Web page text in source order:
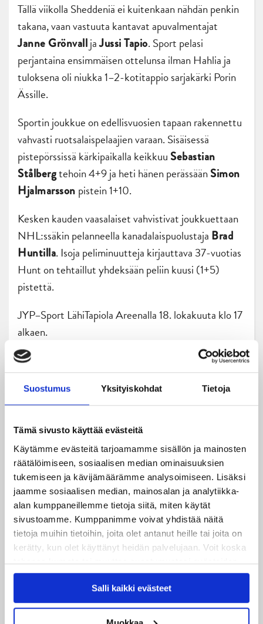
Suostumus Yksityiskohdat Tietoja
Tämä sivusto käyttää evästeitä
Käytämme evästeitä tarjoamamme sisällön ja mainosten
räätälöimiseen, sosiaalisen median ominaisuuksien
tukemiseen ja kävijämäärämme analysoimiseen. Lisäksi
jaamme sosiaalisen median, mainosalan ja analytiikka-
alan kumppaneillemme tietoja siitä, miten käytät
sivustoamme. Kumppanimme voivat yhdistää näitä
tietoja muihin tietoihin, joita olet antanut heille tai joita on
kerätty, kun olet käyttänyt heidän palvelujaan. Voit koska
tahansa kumota tai muuttaa suostumustasi evästeiden
käytöstäEvästeet-sivultamme.
Salli kaikki evästeet
Tällä viikolla Sheddeniä ei kuitenkaan nähdän penkin
takana, vaan vastuuta kantavat apuvalmentajat
Janne GrönvalljaJussi Tapio. Sport pelasi
perjantaina ensimmäisen ottelunsa ilman Hahlia ja
tuloksena oli niukka 1–2-kotitappio sarjakärki Porin
Ässille.
Sportin joukkue on edellisvuosien tapaan rakennettu
vahvasti ruotsalaispelaajien varaan. Sisäisessä
pistepörssissä kärkipaikalla keikkuu Sebastian
Stålbergtehoin 4+9 ja heti hänen perässäänSimon
Hjalmarsson pistein 1+10.
Kesken kauden vaasalaiset vahvistivat joukkuettaan
NHL:ssäkin pelanneella kanadalaispuolustaja Brad
Huntilla. Isoja peliminuutteja kirjauttava 37-vuotias
Hunt on tehtaillut yhdeksään peliin kuusi (1+5)
pistettä.
JYP–Sport LähiTapiola Areenalla 18. lokakuuta klo 17
alkaen.
Liput otteluun:
Toimittaja: Elias Jolanki
Osta lippusi peliin tästä!
Uusimmat
06.08.2026
JYPin kausi käyntiin Tampere Cupista!